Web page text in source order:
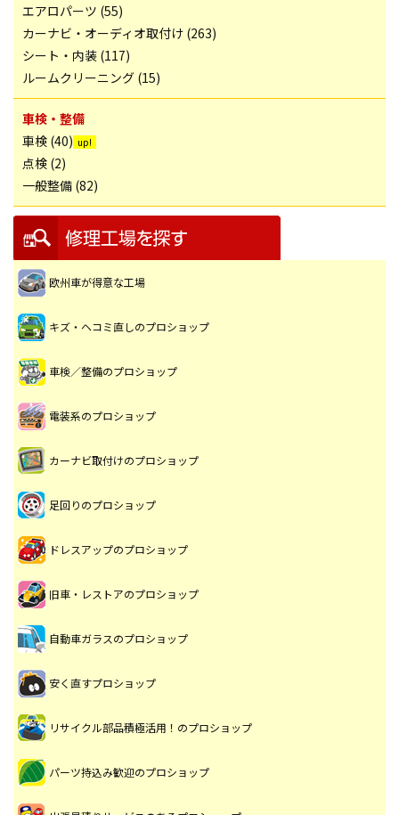
エアロパーツ (55)
カーナビ・オーディオ取付け (263)
シート・内装 (117)
ルームクリーニング (15)
車検・整備
車検 (40)
点検 (2)
一般整備 (82)
欧州車が得意な工場
キズ・ヘコミ直しのプロショップ
車検／整備のプロショップ
電装系のプロショップ
カーナビ取付けのプロショップ
足回りのプロショップ
ドレスアップのプロショップ
旧車・レストアのプロショップ
自動車ガラスのプロショップ
安く直すプロショップ
リサイクル部品積極活用！のプロショップ
パーツ持込み歓迎のプロショップ